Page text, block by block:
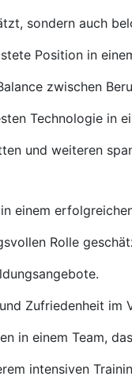
sondern auch
Position in
zwischen
Technologie in
und weiteren
einem
Rolle
Zufriedenheit im
in einem Team,
intensiven